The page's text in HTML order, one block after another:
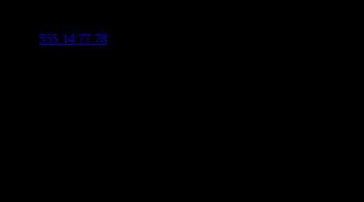
555 14 77 78